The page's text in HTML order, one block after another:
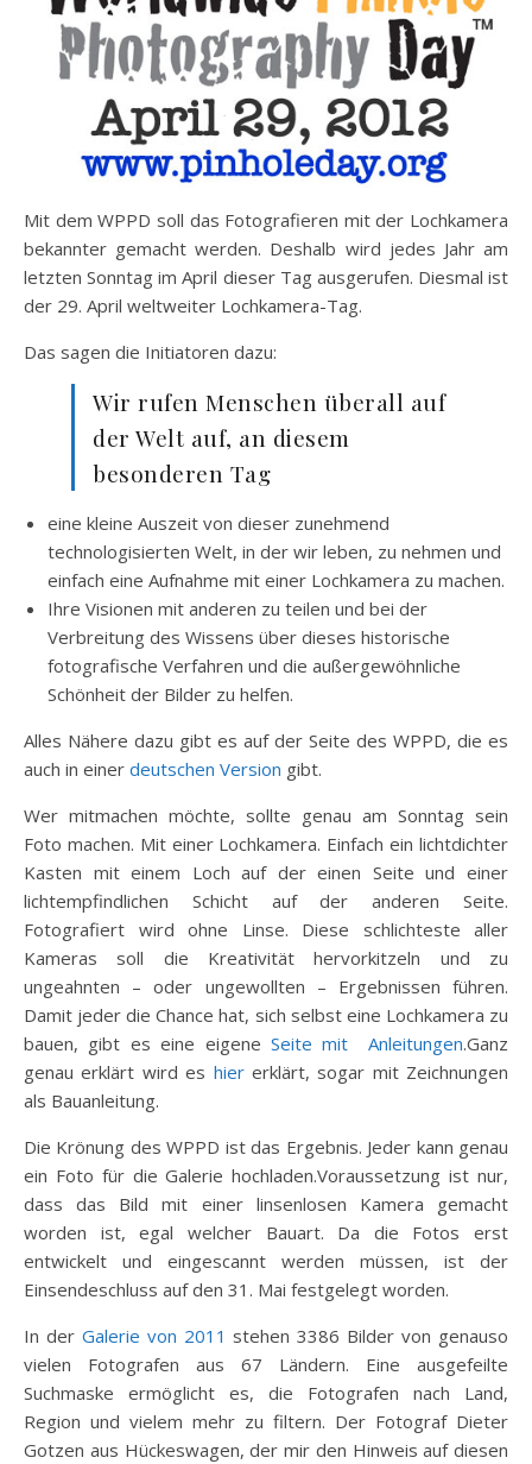
Mit dem WPPD soll das Fotografieren mit der Lochkamera
bekannter gemacht werden. Deshalb wird jedes Jahr am
letzten Sonntag im April dieser Tag ausgerufen. Diesmal ist
der 29. April weltweiter Lochkamera-Tag.
Das sagen die Initiatoren dazu:
Wir rufen Menschen überall auf
der Welt auf, an diesem
besonderen Tag
eine kleine Auszeit von dieser zunehmend
technologisierten Welt, in der wir leben, zu nehmen und
einfach eine Aufnahme mit einer Lochkamera zu machen.
Ihre Visionen mit anderen zu teilen und bei der
Verbreitung des Wissens über dieses historische
fotografische Verfahren und die außergewöhnliche
Schönheit der Bilder zu helfen.
Alles Nähere dazu gibt es auf der Seite des WPPD, die es
auch in einer deutschen Version gibt.
Wer mitmachen möchte, sollte genau am Sonntag sein
Foto machen. Mit einer Lochkamera. Einfach ein lichtdichter
Kasten mit einem Loch auf der einen Seite und einer
lichtempfindlichen Schicht auf der anderen Seite.
Fotografiert wird ohne Linse. Diese schlichteste aller
Kameras soll die Kreativität hervorkitzeln und zu
ungeahnten – oder ungewollten – Ergebnissen führen.
Damit jeder die Chance hat, sich selbst eine Lochkamera zu
bauen, gibt es eine eigene Seite mit Anleitungen.Ganz
genau erklärt wird es hiererklärt, sogar mit Zeichnungen
als Bauanleitung.
Die Krönung des WPPD ist das Ergebnis. Jeder kann genau
ein Foto für die Galerie hochladen.Voraussetzung ist nur,
dass das Bild mit einer linsenlosen Kamera gemacht
worden ist, egal welcher Bauart. Da die Fotos erst
entwickelt und eingescannt werden müssen, ist der
Einsendeschluss auf den 31. Mai festgelegt worden.
In der Galerie von 2011 stehen 3386 Bilder von genauso
vielen Fotografen aus 67 Ländern. Eine ausgefeilte
Suchmaske ermöglicht es, die Fotografen nach Land,
Region und vielem mehr zu filtern. Der Fotograf Dieter
Gotzen aus Hückeswagen, der mir den Hinweis auf diesen